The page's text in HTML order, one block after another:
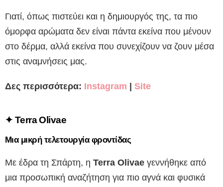
Γιατί, όπως πιστεύει και η δημιουργός της, τα πιο
όμορφα αρώματα δεν είναι πάντα εκείνα που μένουν
στο δέρμα, αλλά εκείνα που συνεχίζουν να ζουν μέσα
στις αναμνήσεις μας.
Δες περισσότερα: Instagram Site
✦ Terra Olivae
Μια μικρή τελετουργία φροντίδας
Με έδρα τη Σπάρτη, η Terra Olivae γεννήθηκε από
μια προσωπική αναζήτηση για πιο αγνά και φυσικά